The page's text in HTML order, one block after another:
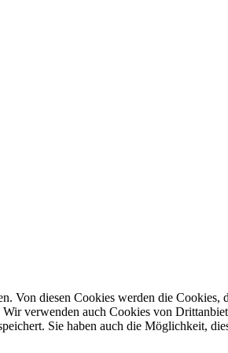
Von diesen Cookies werden die
verwenden auch Cookies von
Sie haben auch die Möglichkeit,